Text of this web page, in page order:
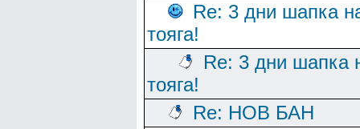
Re: 3 дни шапка
тояга!
Re: 3 дни шапка
тояга!
Re: НОВ БАН